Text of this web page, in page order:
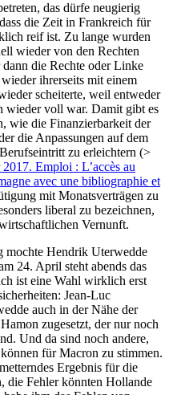
das dürfe neugierig
die Zeit in Frankreich für
reif ist. Zu lange wurden
wieder von den Rechten
die Rechte oder Linke
ihrerseits mit einem
scheiterte, weil entweder
wieder voll war. Damit gibt es
wie die Finanzierbarkeit der
die Anpassungen auf dem
zu erleichtern (>
Emploi : L’accès au
avec une bibliographie et
mit Monatsverträgen zu
liberal zu bezeichnen,
Vernunft.
mochte Hendrik Uterwedde
24. April steht abends das
ist eine Wahl wirklich erst
Jean-Luc
auch in der Nähe der
zugesetzt, der nur noch
Und da sind noch andere,
für Macron zu stimmen.
Ergebnis für die
die Fehler könnten Hollande